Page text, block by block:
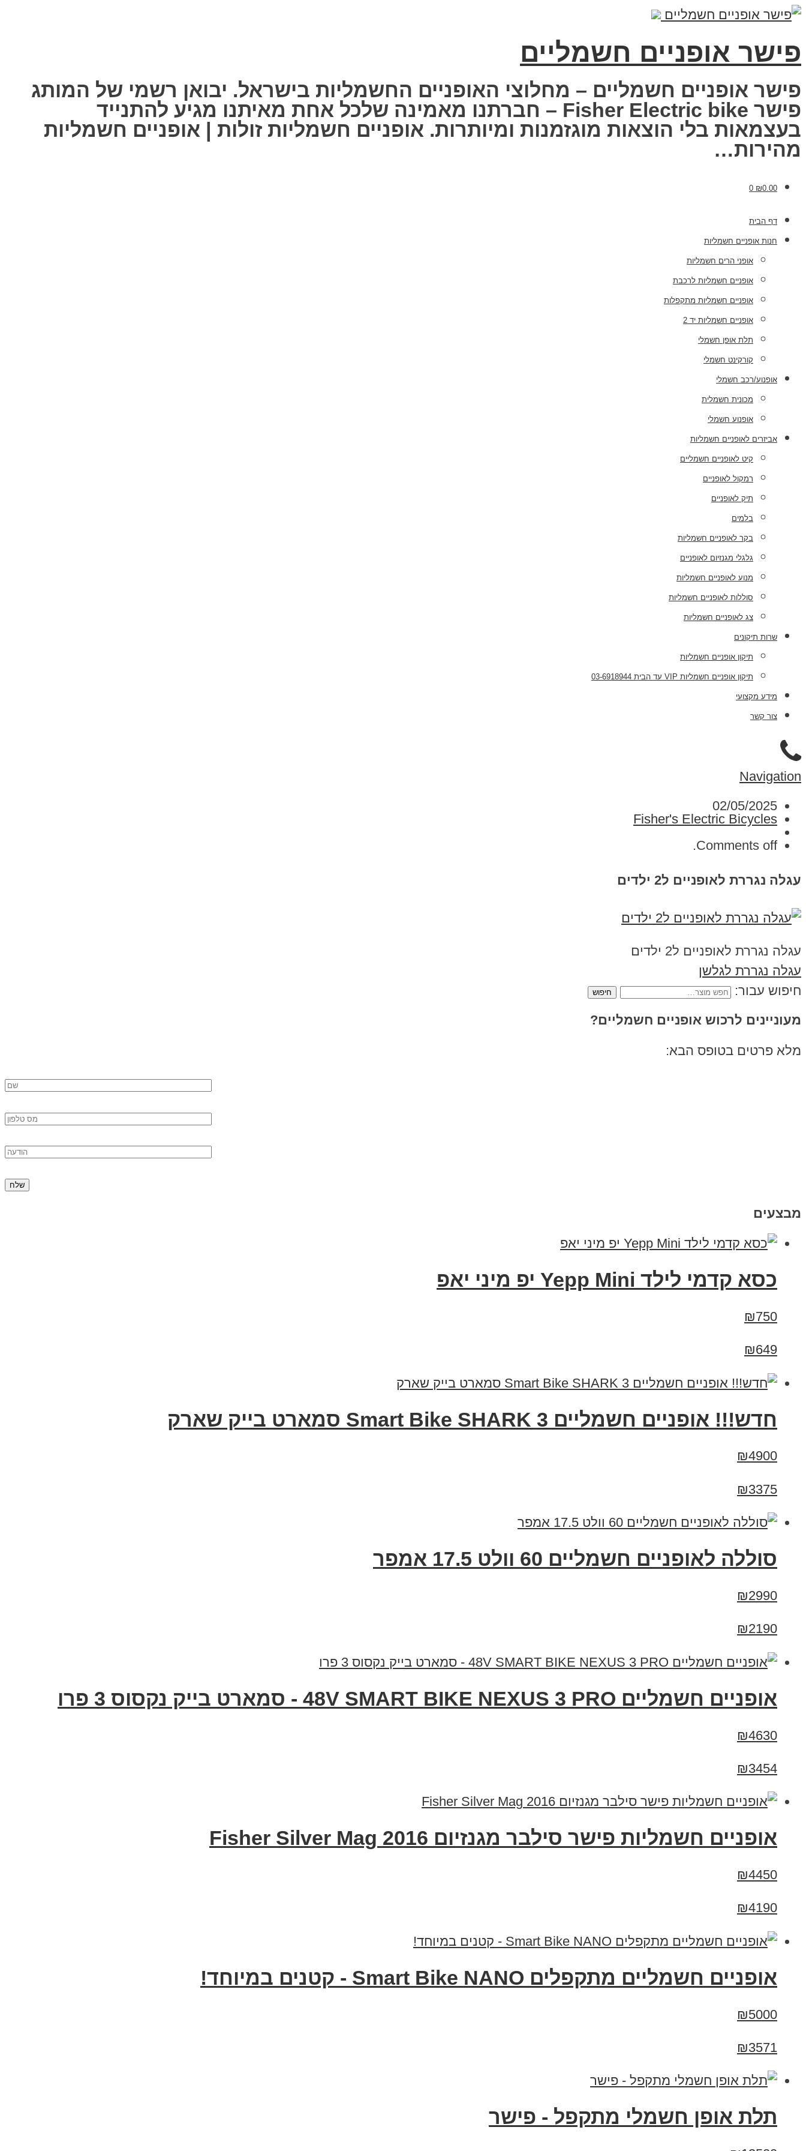
פישר אופניים חשמליים
פישר אופניים חשמליים – מחלוצי האופניים החשמליות בישראל. יבואן רשמי של המותג
פישר Fisher Electric bike – חברתנו מאמינה שלכל אחת מאיתנו מגיע להתנייד
בעצמאות בלי הוצאות מוגזמנות ומיותרות. אופניים חשמליות זולות | אופניים חשמליות
מהירות…
₪0.00
0
דף הבית
חנות אופניים חשמליות
אופני הרים חשמליות
אופניים חשמליות לרכבת
אופניים חשמליות מתקפלות
אופניים חשמליות יד 2
תלת אופן חשמלי
קורקינט חשמלי
אופנוע/רכב חשמלי
מכונית חשמלית
אופנוע חשמלי
אביזרים לאופניים חשמליות
קיט לאופניים חשמליים
רמקול לאופניים
תיק לאופניים
בלמים
בקר לאופניים חשמליות
גלגלי מגנזיום לאופניים
מנוע לאופניים חשמליות
סוללות לאופניים חשמליות
צג לאופניים חשמליות
שרות תיקונים
תיקון אופניים חשמליות
תיקון אופניים חשמליות VIP עד הבית 03-6918944
מידע מקצועי
צור קשר
Navigation
02/05/2025
Fisher's Electric Bicycles
Comments off.
עגלה נגררת לאופניים ל2 ילדים
עגלה נגררת לאופניים ל2 ילדים
עגלה נגררת לגלשן
חיפוש עבור:
מעוניינים לרכוש אופניים חשמליים?
מלא פרטים בטופס הבא:
מבצעים
כסא קדמי לילד Yepp Mini יפ מיני יאפ
₪750
₪649
חדש!!! אופניים חשמליים Smart Bike SHARK 3 סמארט בייק שארק
₪4900
₪3375
סוללה לאופניים חשמליים 60 וולט 17.5 אמפר
₪2990
₪2190
אופניים חשמליים 48V SMART BIKE NEXUS 3 PRO - סמארט בייק נקסוס 3 פרו
₪4630
₪3454
אופניים חשמליות פישר סילבר מגנזיום 2016 Fisher Silver Mag
₪4450
₪4190
אופניים חשמליים מתקפלים Smart Bike NANO - קטנים במיוחד!
₪5000
₪3571
תלת אופן חשמלי מתקפל - פישר